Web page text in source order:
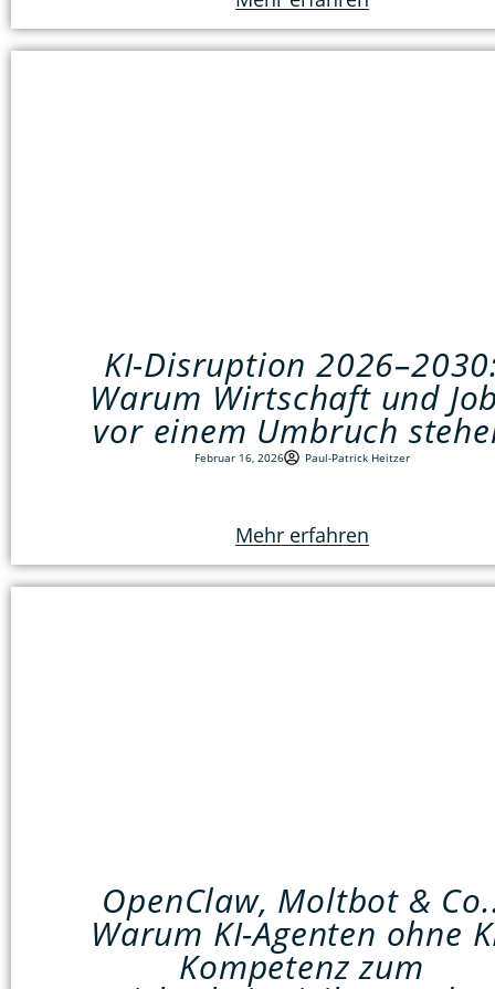
KI-Disruption
Warum Wirtschaft und
vor einem Umbruch
Februar 16, 2026 Paul-Patrick Heitzer
Mehr erfahren
OpenClaw, Moltbot &
Warum KI-Agenten ohne
Kompetenz zum